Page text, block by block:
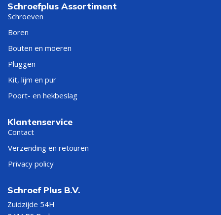
Schroefplus Assortiment
Schroeven
Boren
Bouten en moeren
Pluggen
Kit, lijm en pur
Poort- en hekbeslag
Klantenservice
Contact
Verzending en retouren
Privacy policy
Schroef Plus B.V.
Zuidzijde 54H